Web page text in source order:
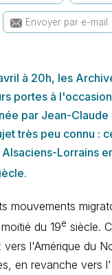
Envoyer par e-mail
à 20h, les
portes à
par Jean-Claude
très peu connu :
Lorrains
mouvements
du 19e siècle.
l'Amérique du
en revanche vers